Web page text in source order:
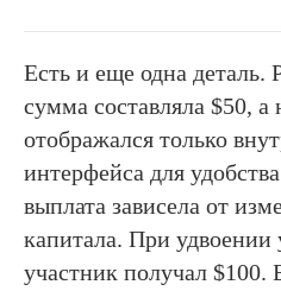
Есть и еще одна деталь.
сумма составляла $50,
отображался только
интерфейса для
выплата зависела от
капитала. При удвоении
участник получал